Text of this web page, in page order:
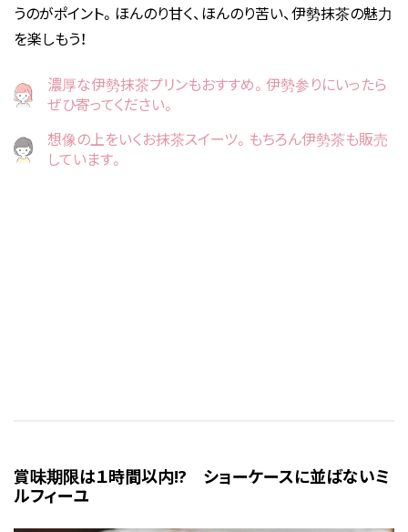
うのがポイント。ほんのり甘く、ほんのり苦い、伊勢抹茶の魅力
を楽しもう！
濃厚な伊勢抹茶プリンもおすすめ。伊勢参りにいったら
ぜひ寄ってください。
想像の上をいくお抹茶スイーツ。もちろん伊勢茶も販売
しています。
賞味期限は１時間以内!? ショーケースに並ばないミ
ルフィーユ